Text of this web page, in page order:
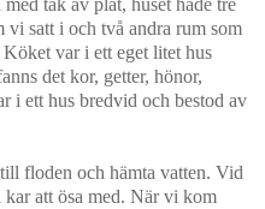
tak av plåt, huset hade tre
vi satt i och två andra rum som
var i ett eget litet hus
det kor, getter, hönor,
i ett hus bredvid och bestod av
floden och hämta vatten. Vid
att ösa med. När vi kom